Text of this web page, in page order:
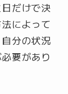
だけで決
によって
分の状況
要があり